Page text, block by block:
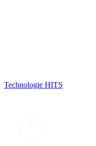
Technologie HITS